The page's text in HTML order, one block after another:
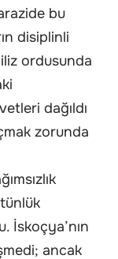
bu
disiplinli
ordusunda
dağıldı
zorunda
İskoçya’nın
ancak